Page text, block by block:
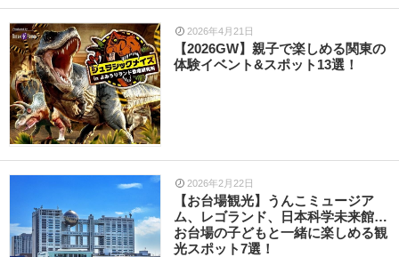
2026年4月21日
【2026GW】親子で楽しめる関東の
体験イベント&スポット13選！
2026年2月22日
【お台場観光】うんこミュージア
ム、レゴランド、日本科学未来館…
お台場の子どもと一緒に楽しめる観
光スポット7選！